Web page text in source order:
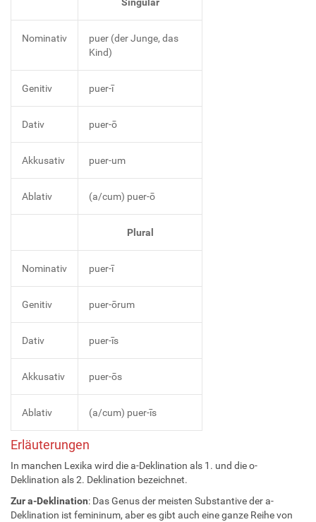
Nominativ
puer (der Junge, das
Kind)
Genitiv puer-ī
Dativ puer-ō
Akkusativ puer-um
Ablativ (a/cum) puer-ō
Plural
Nominativ puer-ī
Genitiv puer-ōrum
Dativ puer-īs
Akkusativ puer-ōs
Ablativ (a/cum) puer-īs
Erläuterungen
In manchen Lexika wird die a-Deklination als 1. und die o-
Deklination als 2. Deklination bezeichnet.
Zur a-Deklination: Das Genus der meisten Substantive der a-
Deklination ist femininum, aber es gibt auch eine ganze Reihe von